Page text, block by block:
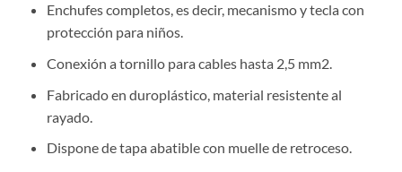
Enchufes completos, es decir, mecanismo y tecla con
protección para niños.
Conexión a tornillo para cables hasta 2,5 mm2.
Fabricado en duroplástico, material resistente al
rayado.
Dispone de tapa abatible con muelle de retroceso.